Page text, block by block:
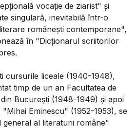
vocaţie de ziarist" şi
singulară, inevitabilă într-o
româneşti contemporane",
în "Dicţionarul scriitorilor
cursurile liceale (1940-1948),
timp de un an Facultatea de
Bucureşti (1948-1949) şi apoi
Eminescu" (1952-1953), se
al literaturii române"